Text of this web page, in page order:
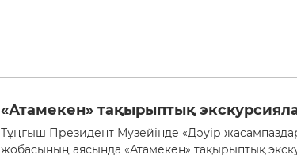
«Атамекен» тақырыптық
Тұңғыш Президент Музейінде «Дәуір
жобасының аясында «Атамекен» тақырыптық